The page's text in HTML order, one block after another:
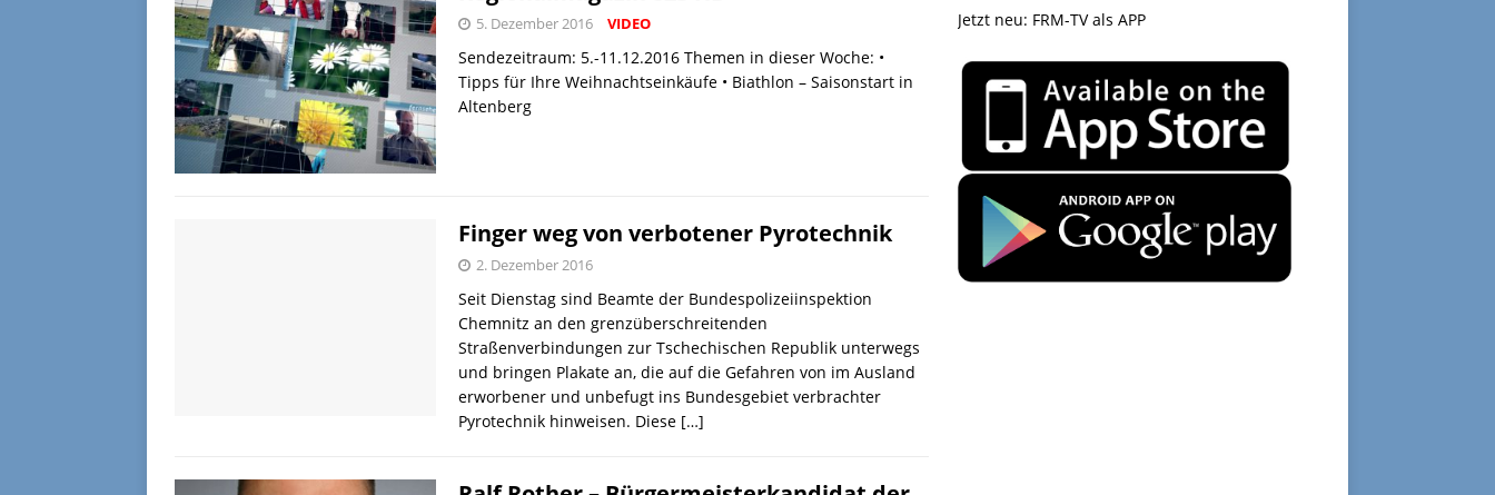
5. Dezember 2016 VIDEO
Sendezeitraum: 5.-11.12.2016 Themen in dieser Woche: •
Tipps für Ihre Weihnachtseinkäufe • Biathlon – Saisonstart in
Altenberg
Finger weg von verbotener Pyrotechnik
2. Dezember 2016
Seit Dienstag sind Beamte der Bundespolizeiinspektion
Chemnitz an den grenzüberschreitenden
Straßenverbindungen zur Tschechischen Republik unterwegs
und bringen Plakate an, die auf die Gefahren von im Ausland
erworbener und unbefugt ins Bundesgebiet verbrachter
Pyrotechnik hinweisen. Diese […]
Jetzt neu: FRM-TV als APP